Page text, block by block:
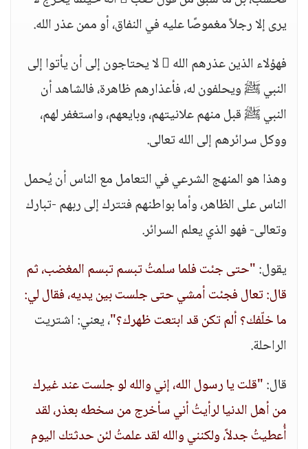
يرى إلا رجلاً مغموصًا عليه في النفاق، أو ممن عذر الله.
فهؤلاء الذين عذرهم الله  لا يحتاجون إلى أن يأتوا إلى
النبي ﷺ ويحلفون له، فأعذارهم ظاهرة، فالشاهد أن
النبي ﷺ قبل منهم علانيتهم، وبايعهم، واستغفر لهم،
ووكل سرائرهم إلى الله تعالى.
وهذا هو المنهج الشرعي في التعامل مع الناس أن يُحمل
الناس على الظاهر، وأما بواطنهم فتترك إلى ربهم -تبارك
وتعالى- فهو الذي يعلم السرائر.
يقول:"حتى جئت فلما سلمتُ تبسم تبسم المغضب، ثم
قال: تعال فجئت أمشي حتى جلست بين يديه، فقال لي:
ما خلّفك؟ ألم تكن قد ابتعت ظهرك؟"، يعني: اشتريت
الراحلة.
قال:"قلت يا رسول الله، إني والله لو جلست عند غيرك
من أهل الدنيا لرأيتُ أني سأخرج من سخطه بعذر، لقد
أُعطيتُ جدلاً، ولكنني والله لقد علمتُ لئن حدثتك اليوم